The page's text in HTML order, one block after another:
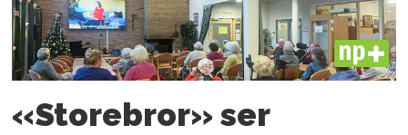
PLUS
«Storebror» ser